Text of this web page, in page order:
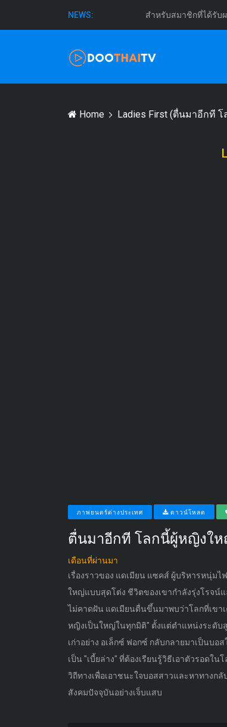
NEWS: สำหรับสมาชิกที่ได้รับ
Home Ladies First (ตื่นมาอีกที
ภาพยนตร์ต่างประเทศ ดาวน์โหลด
ตื่นมาอีกที โลกนี้ผู้หญิงใ
เดือนที่ผ่านมา
เรื่องราวของ แดเมียน แซคส์ ผู้บริหารหนุ่ม
ใหญ่แบบสุดโต่ง ชีวิตของเขากำลังรุ่งโรจน์
ไม่คาดฝัน แดเมียนตื่นขึ้นมาพบว่าโลกที่เขา
หญิงเป็นใหญ่ในทุกมิติ" ตั้งแต่ตำแหน่งระดับ
เก่าอย่าง อเล็กซ์ ฟอกซ์ กลับกลายมาเป็นบ
เป็น "เบี้ยล่าง" ที่ต้องเรียนรู้วิธีเอาตัวรอดใ
วิถีทางเพื่อเอาชนะใจบอสสาวและหาทาง
สังคมปัจจุบันอย่างเจ็บแสบ